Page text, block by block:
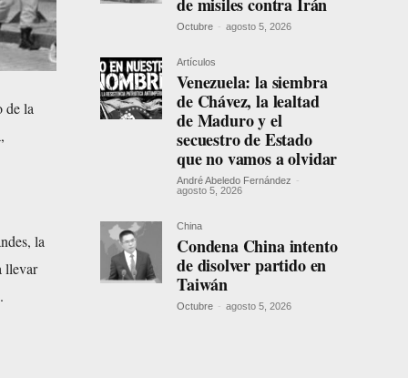
de la
la
llevar
de misiles contra Irán
Octubre - agosto 5, 2026
Artículos
Venezuela: la siembra
de Chávez, la lealtad
de Maduro y el
secuestro de Estado
que no vamos a olvidar
André Abeledo Fernández -
agosto 5, 2026
China
Condena China intento
de disolver partido en
Taiwán
Octubre - agosto 5, 2026